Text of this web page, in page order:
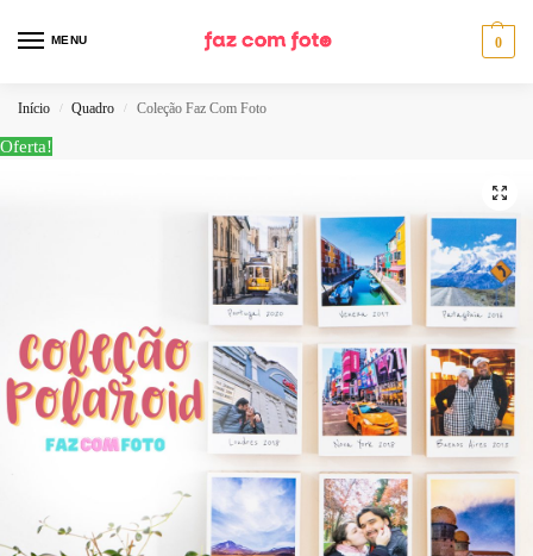
MENU 0
Início / Quadro / Coleção Faz Com Foto
Oferta!